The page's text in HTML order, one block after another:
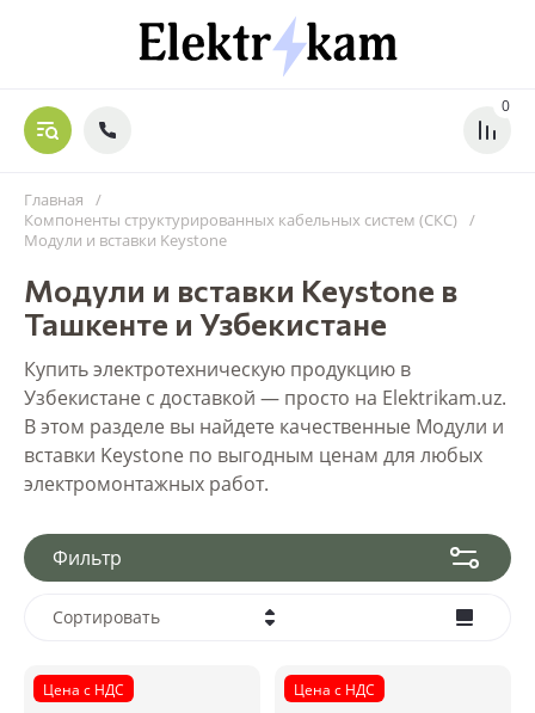
0
Главная
/
Компоненты структурированных кабельных систем (СКС) /
Модули и вставки Keystone
Модули и вставки Keystone в
Ташкенте и Узбекистане
Купить электротехническую продукцию в
Узбекистане с доставкой — просто на Elektrikam.uz.
В этом разделе вы найдете качественные Модули и
вставки Keystone по выгодным ценам для любых
электромонтажных работ.
Фильтр
Сортировать
Цена - возрастание
Цена с НДС Цена с НДС